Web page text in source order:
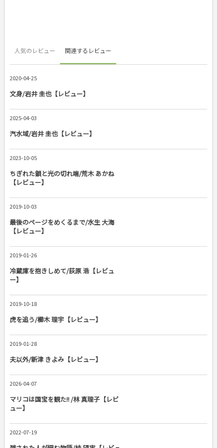
人気のレビュー 関連するレビュー
2020-04-25
文身/岩井 圭也【レビュー】
2025-04-03
汽水域/岩井 圭也【レビュー】
2023-10-05
ちぎれた鎖と光の切れ端/荒木 あかね
【レビュー】
2019-10-03
最後のページをめくるまで/水生 大海
【レビュー】
2019-01-26
冷蔵庫を抱きしめて/荻原 浩【レビュ
ー】
2019-10-18
虎を追う/櫛木 理宇【レビュー】
2019-01-28
夫以外/新津 きよみ【レビュー】
2026-04-07
マリコは国宝を観た!! /林 真理子【レビ
ュー】
2022-07-19